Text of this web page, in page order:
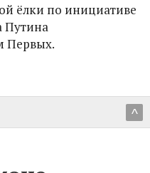
ёлки по инициативе
Путина
Первых.
^